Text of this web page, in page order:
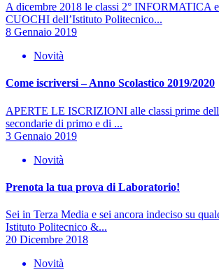
A dicembre 2018 le classi 2° INFORMATICA
CUOCHI dell’Istituto Politecnico...
8 Gennaio 2019
Novità
Come iscriversi – Anno Scolastico 2019/2020
APERTE LE ISCRIZIONI alle classi prime
secondarie di primo e di ...
3 Gennaio 2019
Novità
Prenota la tua prova di Laboratorio!
Sei in Terza Media e sei ancora indeciso su
Istituto Politecnico &...
20 Dicembre 2018
Novità